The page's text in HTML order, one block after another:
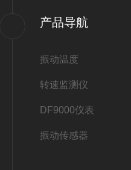
产品导航
振动温度
转速监测仪
DF9000仪表
振动传感器